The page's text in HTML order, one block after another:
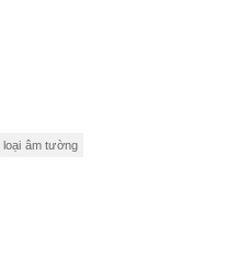
loại âm tường